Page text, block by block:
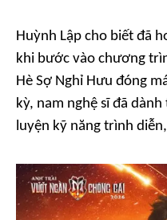
Huỳnh Lập cho biết đã
khi bước vào chương
Hè Sợ Nghỉ Hưu đóng
kỳ, nam nghệ sĩ đã
luyện kỹ năng trình